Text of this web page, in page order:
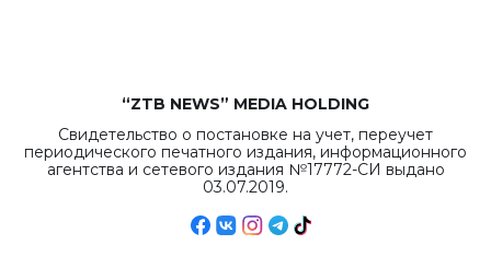
“ZTB NEWS” MEDIA HOLDING
Свидетельство о постановке на учет, переучет
периодического печатного издания, информационного
агентства и сетевого издания №17772-СИ выдано
03.07.2019.